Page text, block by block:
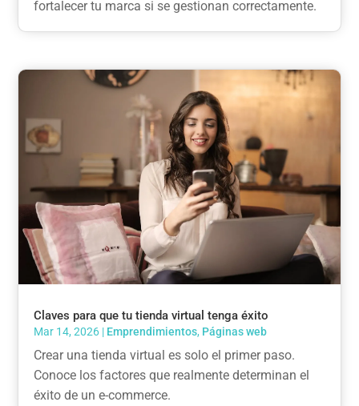
fortalecer tu marca si se gestionan correctamente.
Claves para que tu tienda virtual tenga éxito
Mar 14, 2026 | Emprendimientos, Páginas web
Crear una tienda virtual es solo el primer paso.
Conoce los factores que realmente determinan el
éxito de un e-commerce.